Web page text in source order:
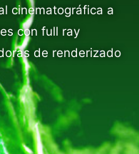
cinematográfica a
con full ray
de renderizado